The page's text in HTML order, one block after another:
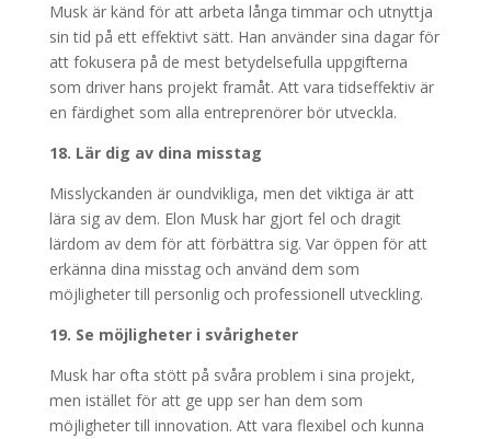
Musk är känd för att arbeta långa timmar och utnyttja
sin tid på ett effektivt sätt. Han använder sina dagar för
att fokusera på de mest betydelsefulla uppgifterna
som driver hans projekt framåt. Att vara tidseffektiv är
en färdighet som alla entreprenörer bör utveckla.
18. Lär dig av dina misstag
Misslyckanden är oundvikliga, men det viktiga är att
lära sig av dem. Elon Musk har gjort fel och dragit
lärdom av dem för att förbättra sig. Var öppen för att
erkänna dina misstag och använd dem som
möjligheter till personlig och professionell utveckling.
19. Se möjligheter i svårigheter
Musk har ofta stött på svåra problem i sina projekt,
men istället för att ge upp ser han dem som
möjligheter till innovation. Att vara flexibel och kunna